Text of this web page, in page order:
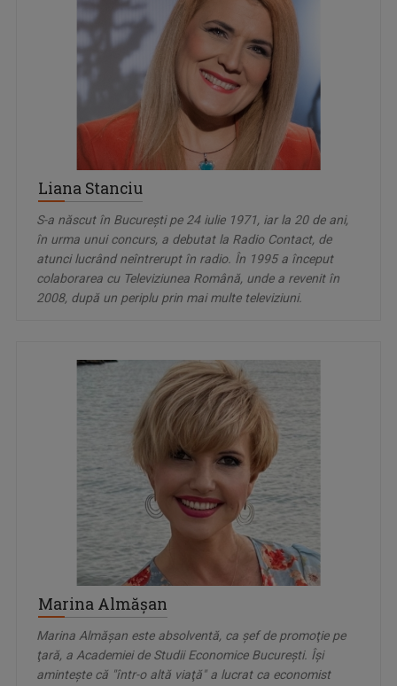
Liana Stanciu
S-a născut în București pe 24 iulie 1971, iar la 20 de ani,
în urma unui concurs, a debutat la Radio Contact, de
atunci lucrând neîntrerupt în radio. În 1995 a început
colaborarea cu Televiziunea Română, unde a revenit în
2008, după un periplu prin mai multe televiziuni.
Marina Almășan
Marina Almăşan este absolventă, ca şef de promoţie pe
ţară, a Academiei de Studii Economice Bucureşti. Îşi
aminteşte că "într-o altă viaţă" a lucrat ca economist